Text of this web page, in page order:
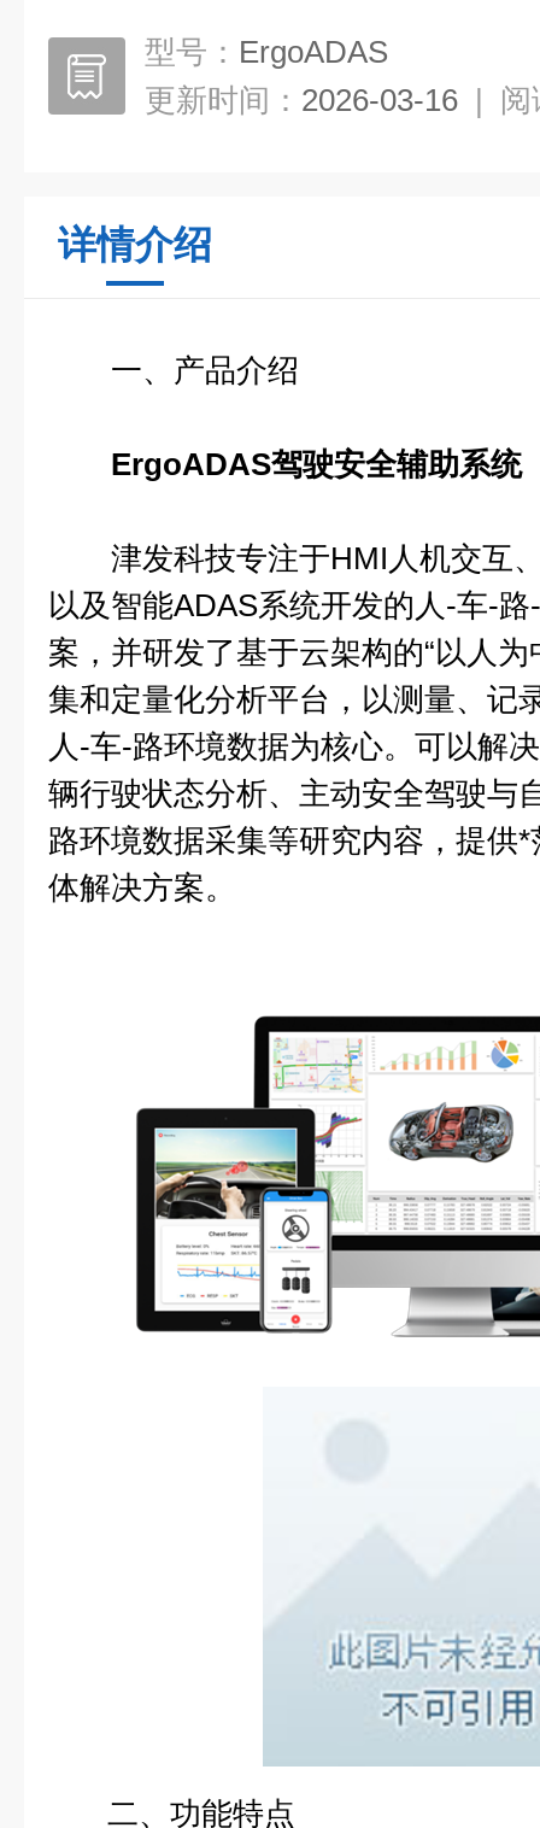
型号： ErgoADAS
更新时间： 2026-03-16 | 阅
详情介绍
一、产品介绍
ErgoADAS驾驶安全辅助系统
津发科技专注于HMI人机交互
以及智能ADAS系统开发的人-车-
案，并研发了基于云架构的“以人
集和定量化分析平台，以测量、记
人-车-路环境数据为核心。可以解
辆行驶状态分析、主动安全驾驶与
路环境数据采集等研究内容，提供
体解决方案。
二、功能特点